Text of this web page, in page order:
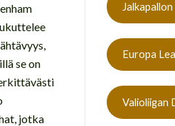
se on
jotka
Europa
Valioliigan